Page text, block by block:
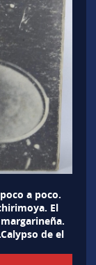
a poco.
El
de el